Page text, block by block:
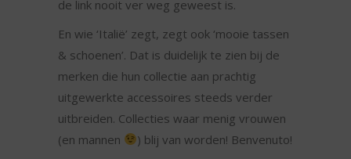
de link nooit ver weg geweest is.
En wie ‘Italië’ zegt, zegt ook ‘mooie tassen
& schoenen’. Dat is duidelijk te zien bij de
merken die hun collectie aan prachtig
uitgewerkte accessoires steeds verder
uitbreiden. Collecties waar menig vrouwen
(en mannen
) blij van worden! Benvenuto!